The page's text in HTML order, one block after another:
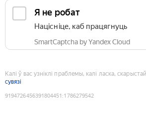
Я не робат
Націсніце, каб працягнуць
SmartCaptcha by Yandex Cloud
Калі ў вас узніклі праблемы, калі ласка,
сувязі
9194726456391804451 :1786279542